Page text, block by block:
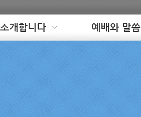
소개합니다 예배와 말씀